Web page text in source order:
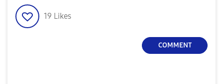
19 Likes
COMMENT